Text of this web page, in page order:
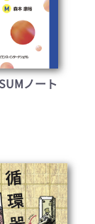
異常の例
C:組織
の異常の
葉内気管支
では,
小葉中心性
では, CTで
小葉内細静
ノート